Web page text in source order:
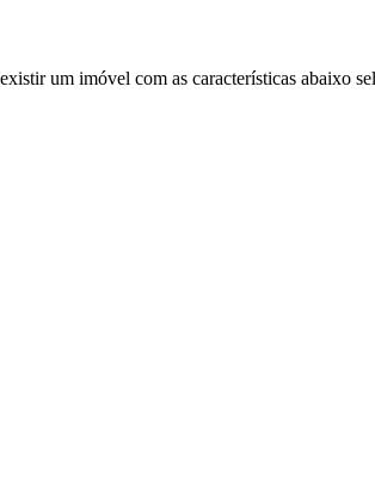
um imóvel com as características abaixo